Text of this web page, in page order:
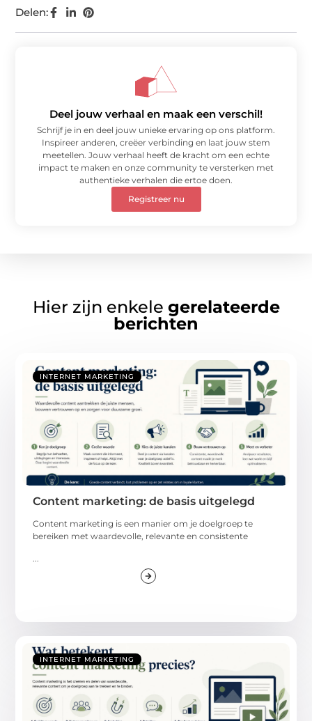
Delen:
Deel jouw verhaal en maak een verschil!
Schrijf je in en deel jouw unieke ervaring op ons platform.
Inspireer anderen, creëer verbinding en laat jouw stem
meetellen. Jouw verhaal heeft de kracht om een echte
impact te maken en onze community te versterken met
authentieke verhalen die ertoe doen.
Registreer nu
Hier zijn enkele gerelateerde
berichten
INTERNET MARKETING
Content marketing: de basis uitgelegd
Content marketing is een manier om je doelgroep te
bereiken met waardevolle, relevante en consistente
...
INTERNET MARKETING